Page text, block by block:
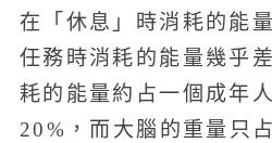
在「休息」時消耗的能
任務時消耗的能量幾乎
耗的能量約占一個成年
20%，而大腦的重量只